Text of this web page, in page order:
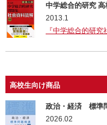
中学総合的研究
2013.1
『中学総合的研
高校生向け商品
政治・経済 標準
2026.02